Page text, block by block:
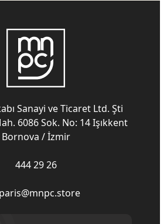
Sanayi ve Ticaret Ltd. Şti
6086 Sok. No: 14 Işıkkent
Bornova / İzmir
444 29 26